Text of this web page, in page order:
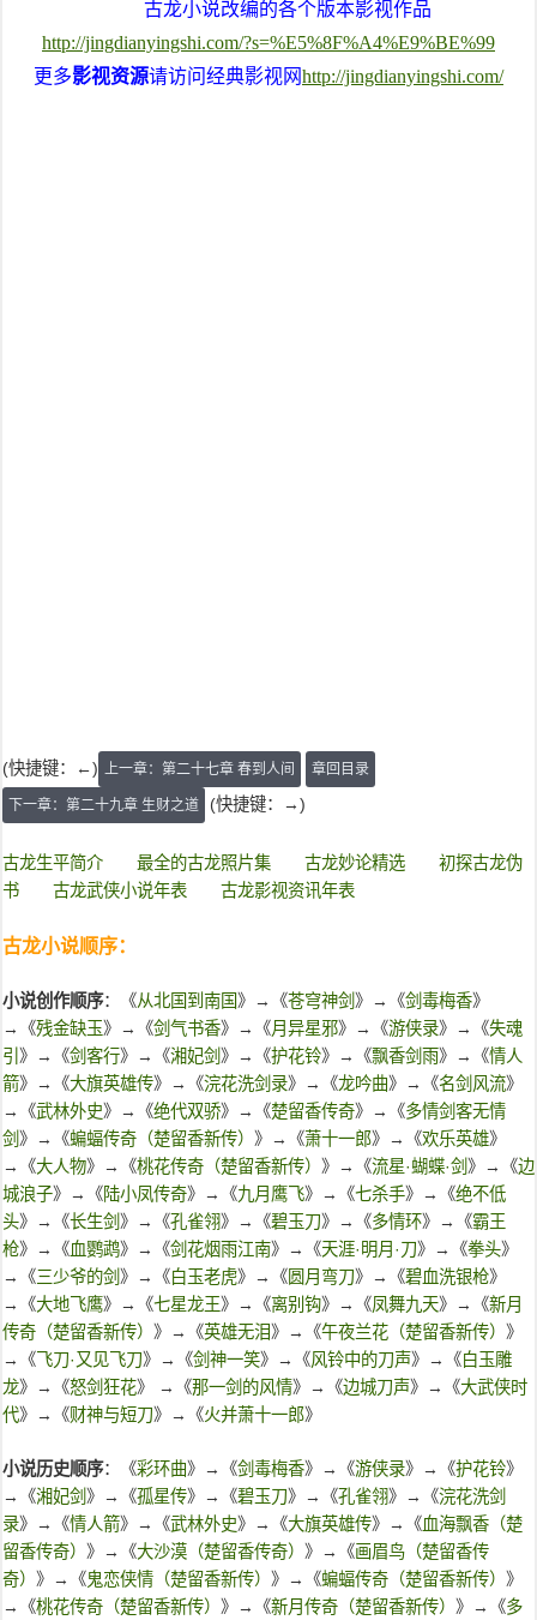
古龙小说改编的各个版本影视作品
http://jingdianyingshi.com/?s=%E5%8F%A4%E9%BE%99
更多影视资源请访问经典影视网http://jingdianyingshi.com/
(快捷键：←) 上一章：第二十七章 春到人间 章回目录
下一章：第二十九章 生财之道 (快捷键：→)
古龙生平简介 最全的古龙照片集 古龙妙论精选
初探古龙伪
书
古龙武侠小说年表 古龙影视资讯年表
古龙小说顺序：
小说创作顺序：《从北国到南国》→《苍穹神剑 》→《剑毒梅香》
→《残金缺玉》→《剑气书香》→《月异星邪》→《游侠录》→《失魂
引 》→《剑客行》→《湘妃剑 》→《护花铃》→《飘香剑雨》→《情人
箭》→《大旗英雄传》→《浣花洗剑录》→《龙吟曲》→《名剑风流》
→《武林外史》→《绝代双骄》→《楚留香传奇》→《多情剑客无情
剑 》→《蝙蝠传奇（楚留香新传） 》→《萧十一郎》→《欢乐英雄》
→《大人物》→《桃花传奇（楚留香新传） 》→《流星·蝴蝶·剑 》→《边
城浪子》→《陆小凤传奇》→《九月鹰飞》→《七杀手》→《绝不低
头》→《长生剑 》→《孔雀翎》→《碧玉刀》→《多情环》→《霸王
枪》→《血鹦鹉》→《剑花烟雨江南》→《天涯·明月·刀》→《拳头》
→《三少爷的剑 》→《白玉老虎》→《 圆月弯刀》→《碧血洗银枪》
→《大地飞鹰》→《七星龙王》→《离别钩》→《凤舞九天》→《新月
传奇（楚留香新传） 》→《英雄无泪》→《午夜兰花（楚留香新传） 》
→《飞刀·又见飞刀》→《剑神一笑》→《风铃中的刀声》→《白玉雕
龙》→《怒剑狂花》 →《那一剑的风情》→《边城刀声》→《大武侠时
代》→《财神与短刀》→《火并萧十一郎》
小说历史顺序：《彩环曲》→《剑毒梅香》→《游侠录》→《护花铃》
→《湘妃剑 》→《孤星传》→《碧玉刀》→《孔雀翎》→《浣花洗剑
录》→《情人箭》→《武林外史》→《大旗英雄传》→《血海飘香（楚
留香传奇） 》→《大沙漠（楚留香传奇） 》→《画眉鸟（楚留香传
奇） 》→《鬼恋侠情（楚留香新传） 》→《蝙蝠传奇（楚留香新传） 》
→《桃花传奇（楚留香新传） 》→《新月传奇（楚留香新传） 》→《多